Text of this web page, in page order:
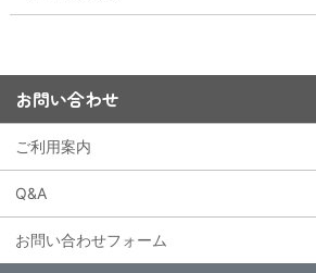
お問い合わせ
ご利用案内
Q&A
お問い合わせフォーム